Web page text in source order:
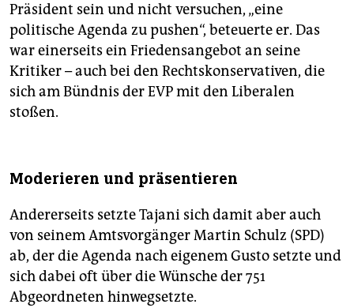
Präsident sein und nicht versuchen, „eine
politische Agenda zu pushen“, beteuerte er. Das
war einerseits ein Friedensangebot an seine
Kritiker – auch bei den Rechtskonservativen, die
sich am Bündnis der EVP mit den Liberalen
stoßen.
Moderieren und präsentieren
Andererseits setzte Tajani sich damit aber auch
von seinem Amtsvorgänger Martin Schulz (SPD)
ab, der die Agenda nach eigenem Gusto setzte und
sich dabei oft über die Wünsche der 751
Abgeordneten hinwegsetzte.